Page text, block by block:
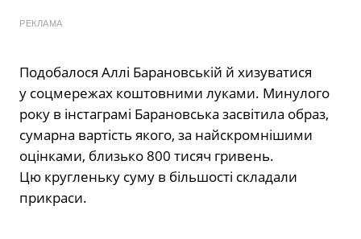
РЕКЛАМА
Подобалося Аллі Барановській й хизуватися
у соцмережах коштовними луками. Минулого
року в інстаграмі Барановська засвітила образ,
сумарна вартість якого, за найскромнішими
оцінками, близько 800 тисяч гривень.
Цю кругленьку суму в більшості складали
прикраси.